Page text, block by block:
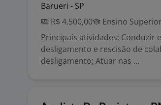
Barueri - SP
R$ 4.500,00
Ensino Superior
Principais atividades: Conduzir
desligamento e rescisão de
desligamento; Atuar nas ...